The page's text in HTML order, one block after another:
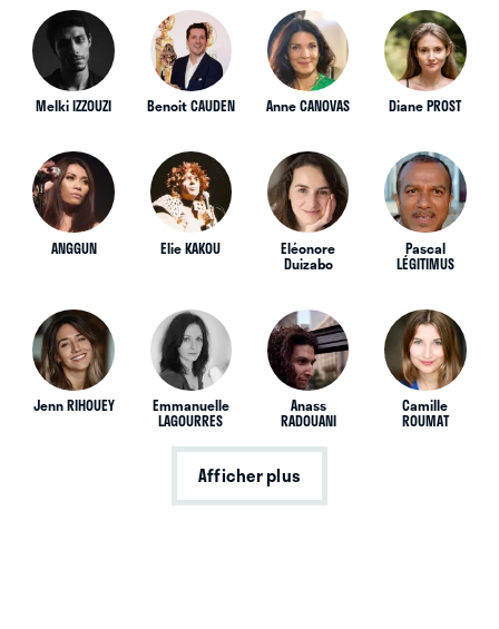
Melki IZZOUZI Benoit CAUDEN Anne CANOVAS Diane PROST
ANGGUN Elie KAKOU Eléonore
Duizabo
Pascal
LÉGITIMUS
Jenn RIHOUEY Emmanuelle
LAGOURRES
Anass
RADOUANI
Camille
ROUMAT
Afficher plus